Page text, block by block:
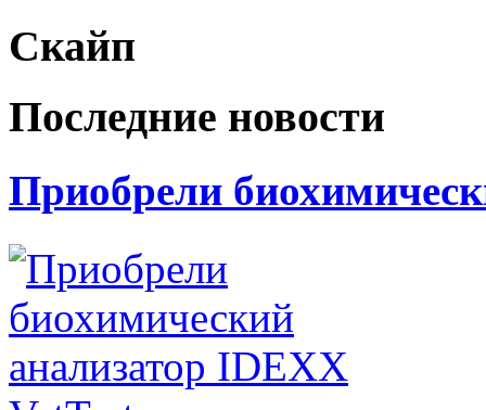
Скайп
Последние новости
Приобрели